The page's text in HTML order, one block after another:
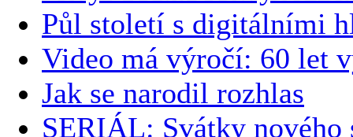
Půl století s digitálními
Video má výročí: 60 let
Jak se narodil rozhlas
SERIÁL: Svátky nového